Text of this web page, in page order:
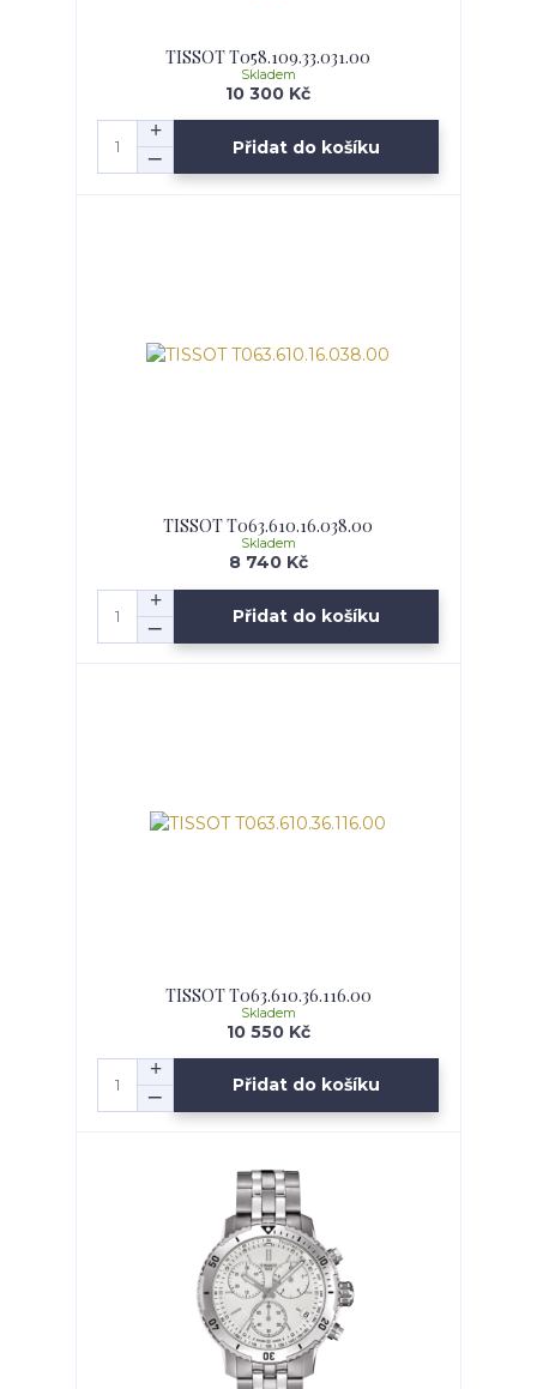
TISSOT T058.109.33.031.00
10 300 Kč
Skladem
Přidat do košíku
TISSOT T063.610.16.038.00
8 740 Kč
Skladem
Přidat do košíku
TISSOT T063.610.36.116.00
10 550 Kč
Skladem
Přidat do košíku